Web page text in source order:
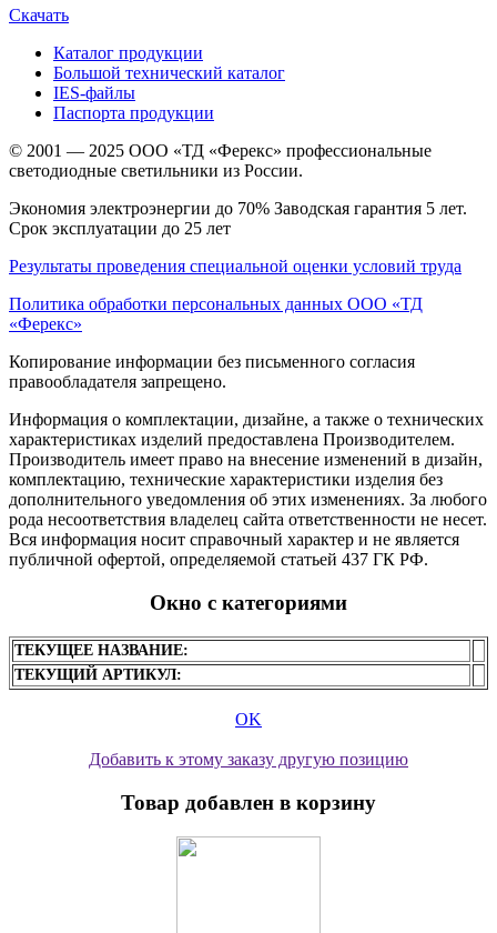
Скачать
Каталог продукции
Большой технический каталог
IES-файлы
Паспорта продукции
© 2001 — 2025 ООО «ТД «Ферекс» профессиональные
светодиодные светильники из России.
Экономия электроэнергии до 70% Заводская гарантия 5 лет.
Срок эксплуатации до 25 лет
Результаты проведения специальной оценки условий труда
Политика обработки персональных данных ООО «ТД
«Ферекс»
Копирование информации без письменного согласия
правообладателя запрещено.
Информация о комплектации, дизайне, а также о технических
характеристиках изделий предоставлена Производителем.
Производитель имеет право на внесение изменений в дизайн,
комплектацию, технические характеристики изделия без
дополнительного уведомления об этих изменениях. За любого
рода несоответствия владелец сайта ответственности не несет.
Вся информация носит справочный характер и не является
публичной офертой, определяемой статьей 437 ГК РФ.
Окно с категориями
ТЕКУЩЕЕ НАЗВАНИЕ:
ТЕКУЩИЙ АРТИКУЛ:
OK
Добавить к этому заказу другую позицию
Товар добавлен в корзину